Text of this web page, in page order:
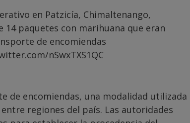
en Patzicía, Chimaltenango,
paquetes con marihuana que eran
de encomiendas
nSwxTXS1QC
de encomiendas, una modalidad utilizada
regiones del país. Las autoridades